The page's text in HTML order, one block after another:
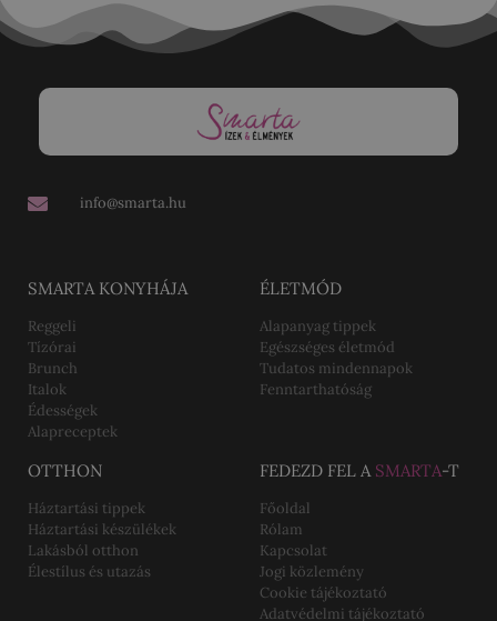
info@smarta.hu
SMARTA KONYHÁJA
Reggeli
Tízórai
Brunch
Italok
Édességek
Alapreceptek
ÉLETMÓD
Alapanyag tippek
Egészséges életmód
Tudatos mindennapok
Fenntarthatóság
OTTHON
Háztartási tippek
Háztartási készülékek
Lakásból otthon
Élestílus és utazás
FEDEZD FEL A SMARTA-T
Főoldal
Rólam
Kapcsolat
Jogi közlemény
Cookie tájékoztató
Adatvédelmi tájékoztató